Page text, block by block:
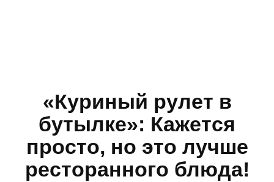
«Куриный рулет в
бутылке»: Кажется
просто, но это лучше
ресторанного блюда!